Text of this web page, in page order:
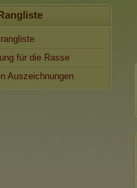
für die Rasse
Auszeichnungen